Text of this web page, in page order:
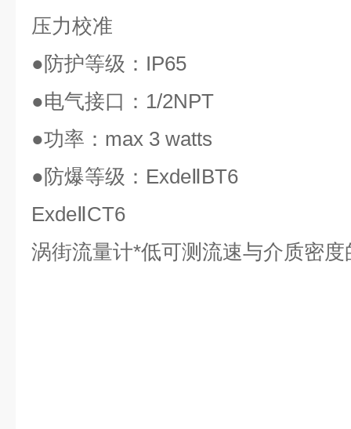
压力校准
●防护等级： IP65
●电气接口： 1/2NPT
●功率： max 3 watts
●防爆等级： ExdeⅡBT6
ExdeⅡCT6
涡街流量计*低可测流速与介质密度